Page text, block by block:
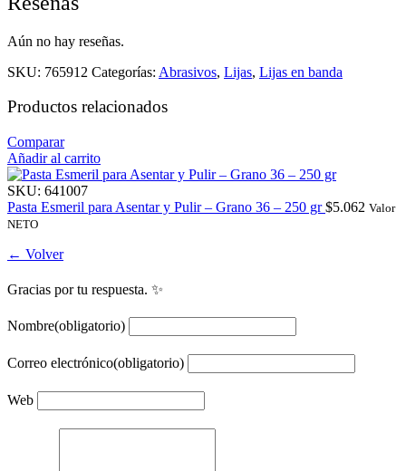
Aún no hay reseñas.
SKU: 765912 Categorías: Abrasivos, Lijas, Lijas en banda
Productos relacionados
Comparar
Añadir al carrito
SKU: 641007
Pasta Esmeril para Asentar y Pulir – Grano 36 – 250 gr$5.062 Valor
NETO
← Volver
Gracias por tu respuesta. ✨
Nombre(obligatorio)
Correo electrónico(obligatorio)
Web